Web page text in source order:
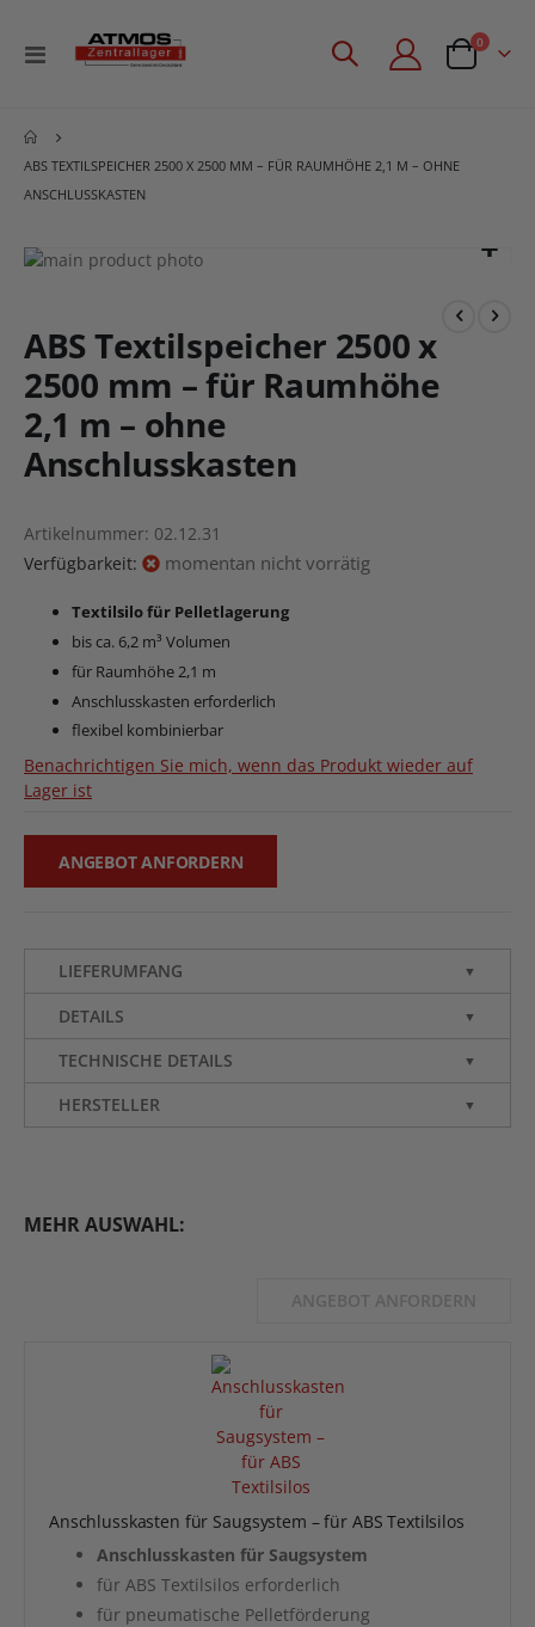
Navigation
0 Artikel
ABS TEXTILSPEICHER 2500 X 2500 MM – FÜR RAUMHÖHE 2,1 M – OHNE
ANSCHLUSSKASTEN
Zum
Bildgalerie
springen
der
Bildgalerie
springen
ABS Textilspeicher 2500 x
2500 mm – für Raumhöhe
2,1 m – ohne
Anschlusskasten
Artikelnummer 02.12.31
Verfügbarkeit:
momentan nicht vorrätig
Textilsilo für Pelletlagerung
bis ca. 6,2 m³ Volumen
für Raumhöhe 2,1 m
Anschlusskasten erforderlich
flexibel kombinierbar
Benachrichtigen Sie mich, wenn das Produkt wieder auf
Lager ist
ANGEBOT ANFORDERN
LIEFERUMFANG ▼
DETAILS ▼
TECHNISCHE DETAILS ▼
HERSTELLER ▼
MEHR AUSWAHL:
ANGEBOT ANFORDERN
Anschlusskasten für Saugsystem – für ABS Textilsilos
Anschlusskasten für Saugsystem
für ABS Textilsilos erforderlich
für pneumatische Pelletförderung